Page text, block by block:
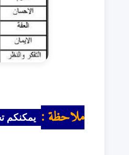
ملاحظة : يمكنكم